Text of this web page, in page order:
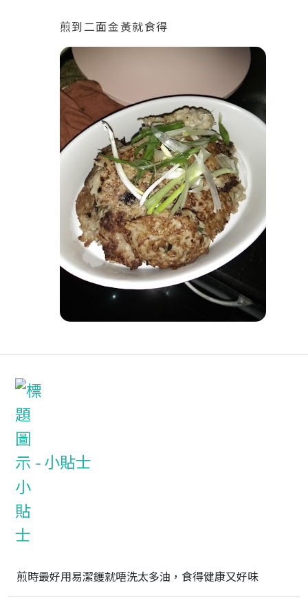
煎到二面金黃就食得
小貼士
煎時最好用易潔鑊就唔洗太多油，食得健康又好味